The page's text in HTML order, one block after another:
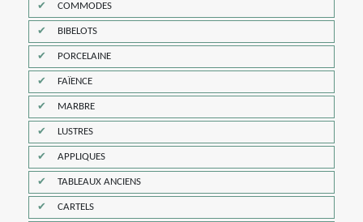
COMMODES
BIBELOTS
PORCELAINE
FAÏENCE
MARBRE
LUSTRES
APPLIQUES
TABLEAUX ANCIENS
CARTELS